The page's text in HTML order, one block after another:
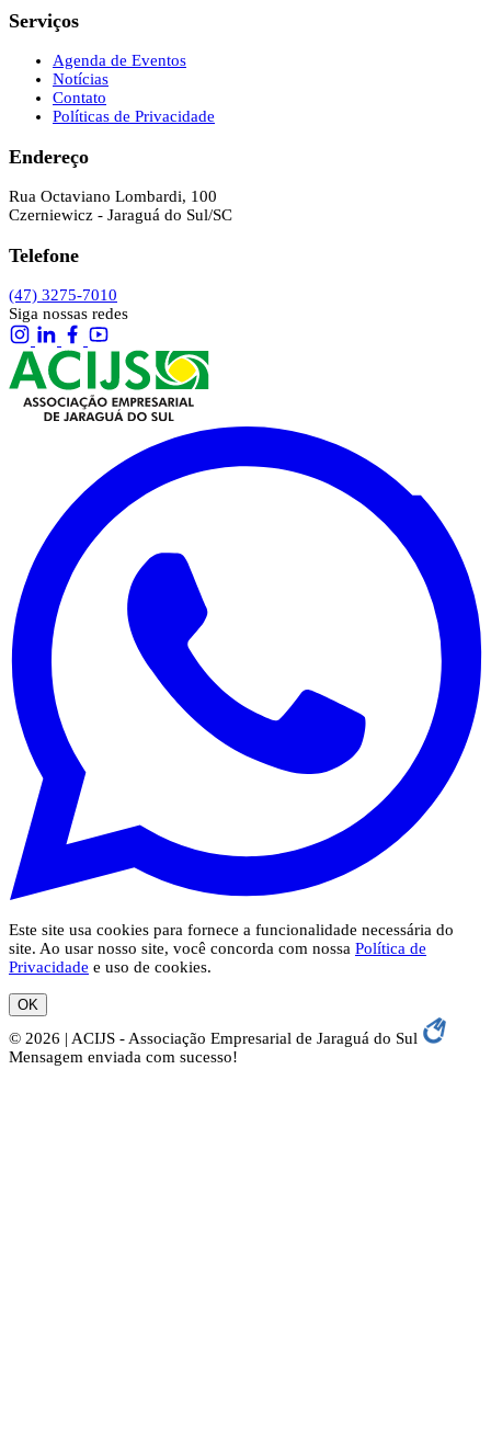
Serviços
Agenda de Eventos
Notícias
Contato
Políticas de Privacidade
Endereço
Rua Octaviano Lombardi, 100
Czerniewicz - Jaraguá do Sul/SC
Telefone
(47) 3275-7010
Siga nossas redes
Este site usa cookies para fornece a funcionalidade necessária do
site. Ao usar nosso site, você concorda com nossa Política de
Privacidade e uso de cookies.
OK
© 2026 | ACIJS - Associação Empresarial de Jaraguá do Sul
Mensagem enviada com sucesso!